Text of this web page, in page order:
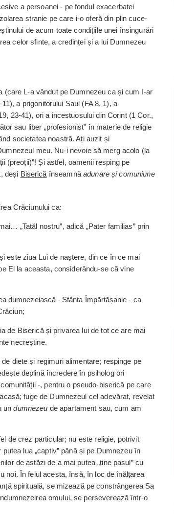
a persoanei - pe fondul exacerbatei
stranie pe care i-o oferă din plin cuce­
de acum toate condițiile unei însingurări
celor sfinte, a credinței și a lui Dumnezeu
(care L-a vândut pe Dumnezeu ca și cum I-ar
a prigonitorului Saul (FA 8, 1), a
23-41), ori a incestuosului din Corint (1 Cor.,
sau liber „profesionist” în materie de religie
societatea noastră. Ați auzit și
meu. Nu-i nevoie să merg acolo (la
(preoții)”! Și astfel, oamenii resping pe
deși Biserică înseam­nă adunare și comuniune
Crăciunului ca:
„Tatăl nostru”, adică „Pater familias” prin
este ziua Lui de naștere, din ce în ce mai
El la aceasta, considerându-se că vine
dumnezeiască - Sfânta Împărtășanie - ca
de Biserică și privarea lui de tot ce are mai
necreștine.
diete și regimuri alimentare; respinge pe
de­plină încredere în psiholog ori
comunității -, pentru o pseudo-biserică pe care
fuge de Dumnezeul cel ade­vărat, revelat
undumnezeu de apartament sau, cum am
de crez particular; nu este religie, potrivit
lua „captiv” până și pe Dumnezeu în
de astăzi de a mai putea „ține pasul” cu
noi. În felul acesta, însă, în loc de înăl­țarea
spirituală, se mizează pe constrângerea Sa
omului, se perse­ve­rează într-o